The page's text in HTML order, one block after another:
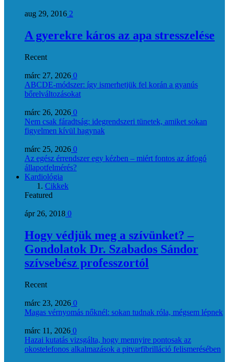
aug 29, 2016 2
A gyerekre káros az apa stresszelése
Recent
márc 27, 2026 0
ABCDE‑módszer: így ismerhetjük fel korán a gyanús
bőrelváltozásokat
márc 26, 2026 0
Nem csak fáradtság: idegrendszeri tünetek, amiket sokan
figyelmen kívül hagynak
márc 25, 2026 0
Az egész érrendszer egy kézben – miért fontos az átfogó
állapotfelmérés?
Kardiológia
Cikkek
Featured
ápr 26, 2018 0
Hogy védjük meg a szívünket? –
Gondolatok Dr. Szabados Sándor
szívsebész professzortól
Recent
márc 23, 2026 0
Magas vérnyomás nőknél: sokan tudnak róla, mégsem lépnek
márc 11, 2026 0
Hazai kutatás vizsgálta, hogy mennyire pontosak az
okostelefonos alkalmazások a pitvarfibrilláció felismerésében